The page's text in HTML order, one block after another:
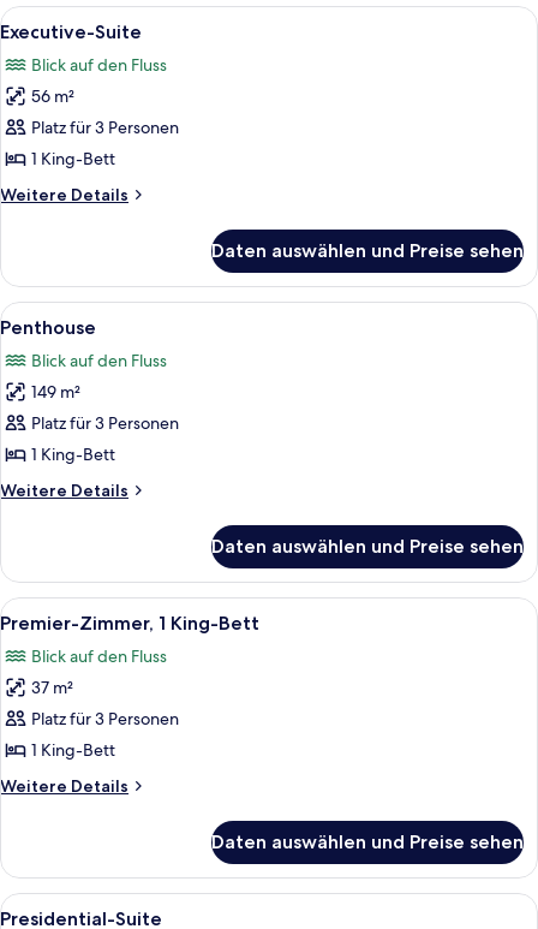
1 King-
Bett
Alle
Fotos
für
Executive-
Suite
anzeigen
Ein Hotelzimmer mit großem
5
Executive-Suite
Blick auf den Fluss
56 m²
Platz für 3 Personen
1 King-Bett
Weitere Details
Weitere
Suite
Daten auswählen und Preise sehen
Alle
Fotos
für
Penthouse
anzeigen
Ein großzügiger Wohnbereich mit
8
Penthouse
Blick auf den Fluss
149 m²
Platz für 3 Personen
1 King-Bett
Weitere Details
Weitere
Daten auswählen und Preise sehen
Alle
Fotos
für
Premier-
Zimmer,
1 King-
Bett
anzeigen
Ein Hotelzimmer mit einem großen
7
Premier-Zimmer, 1 King-Bett
Blick auf den Fluss
37 m²
Platz für 3 Personen
1 King-Bett
Weitere Details
Weitere
Zimmer,
1 King-
Bett
Daten auswählen und Preise sehen
Alle
Ein Hotelzimmer mit einem großen
7
Presidential-Suite